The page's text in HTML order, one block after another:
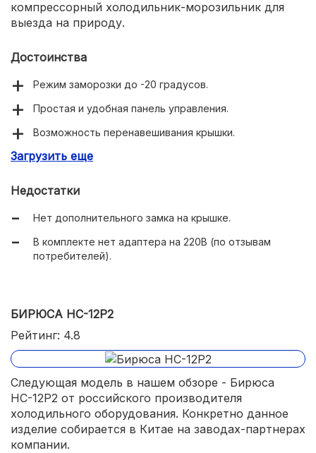
компрессорный холодильник-морозильник для
выезда на природу.
Достоинства
Режим заморозки до -20 градусов.
Простая и удобная панель управления.
Возможность перенавешивания крышки.
Есть отверстие для слива.
Загрузить еще
Недостатки
Нет дополнительного замка на крышке.
В комплекте нет адаптера на 220В (по отзывам
потребителей).
БИРЮСА НС-12P2
Рейтинг: 4.8
Следующая модель в нашем обзоре - Бирюса
НС-12P2 от российского производителя
холодильного оборудования. Конкретно данное
изделие собирается в Китае на заводах-партнерах
компании.